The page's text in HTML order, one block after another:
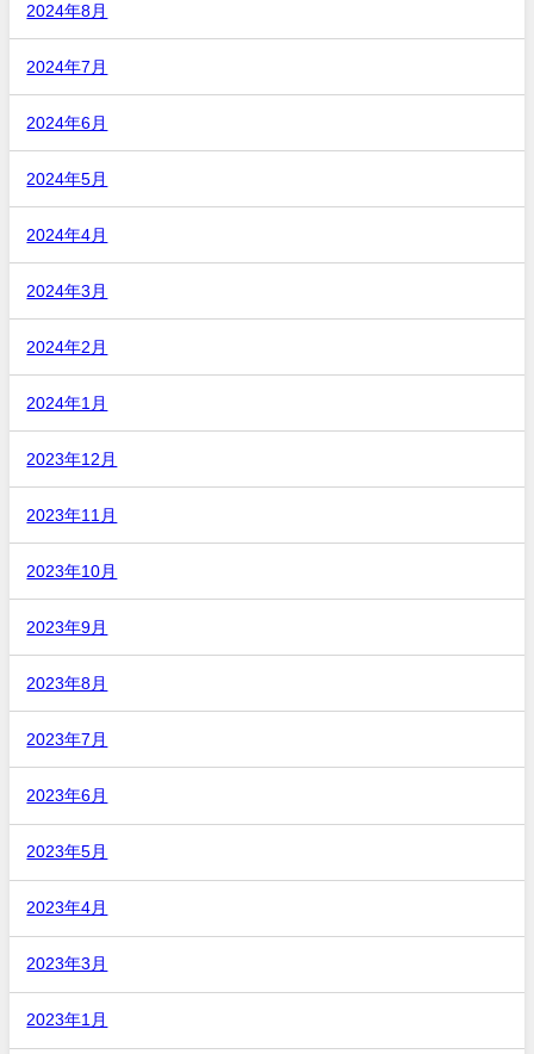
2024年8月
2024年7月
2024年6月
2024年5月
2024年4月
2024年3月
2024年2月
2024年1月
2023年12月
2023年11月
2023年10月
2023年9月
2023年8月
2023年7月
2023年6月
2023年5月
2023年4月
2023年3月
2023年1月